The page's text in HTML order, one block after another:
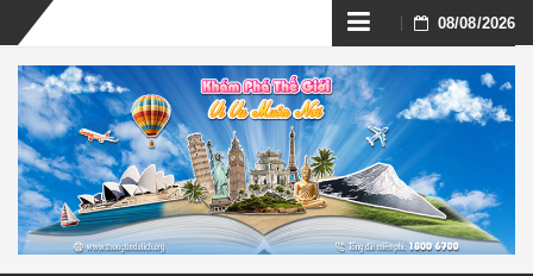
Skip
to
content
08/08/2026